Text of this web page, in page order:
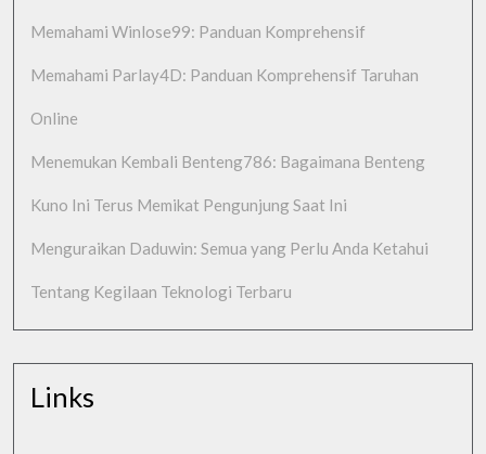
Memahami Winlose99: Panduan Komprehensif
Memahami Parlay4D: Panduan Komprehensif Taruhan
Online
Menemukan Kembali Benteng786: Bagaimana Benteng
Kuno Ini Terus Memikat Pengunjung Saat Ini
Menguraikan Daduwin: Semua yang Perlu Anda Ketahui
Tentang Kegilaan Teknologi Terbaru
Links